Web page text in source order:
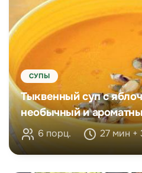
СУПЫ
Тыквенный суп с
необычный и
6 порц. 27 мин +